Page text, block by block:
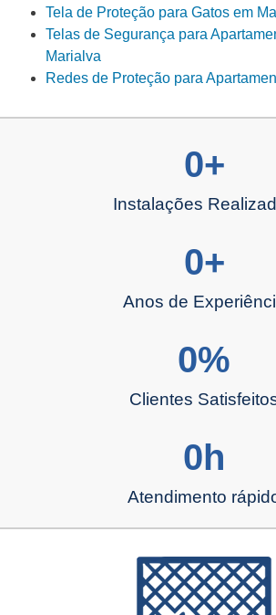
Tela de Proteção para Gatos em
Telas de Segurança para
Marialva
Redes de Proteção para
Instalações
0+
Anos de
0+
Clientes
0%
Atendimento
0h